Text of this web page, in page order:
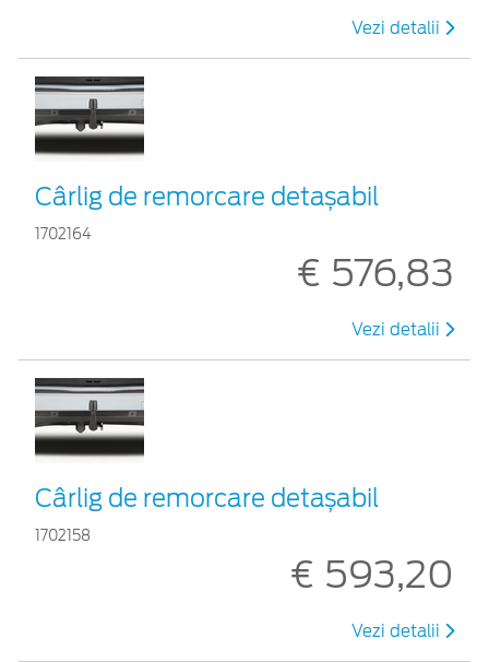
Vezi detalii
Cârlig de remorcare detașabil
1702164
€ 576,83
Vezi detalii
Cârlig de remorcare detașabil
1702158
€ 593,20
Vezi detalii